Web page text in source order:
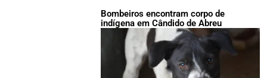
Bombeiros encontram corpo de
indígena em Cândido de Abreu